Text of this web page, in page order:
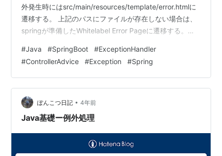
外発生時にはsrc/main/resources/template/error.htmlに
遷移する。 上記のパスにファイルが存在しない場合は、
springが準備したWhitelabel Error Pageに遷移する。
けることで全てのコントローラーを対象に例外処理を行
うことができる。 このクラス内の@ExceptionHandlerを
つけたメソッドで、実際に例外発生時に行う処…
#Java #SpringBoot #ExceptionHandler
#ControllerAdvice #Exception #Spring
ぽんこつ日記 • 4年前
Java基礎ー例外処理